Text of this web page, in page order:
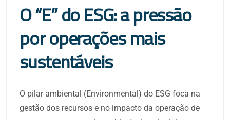
O “E” do ESG: a pressão
por operações mais
sustentáveis
O pilar ambiental (Environmental) do ESG foca na
gestão dos recursos e no impacto da operação de